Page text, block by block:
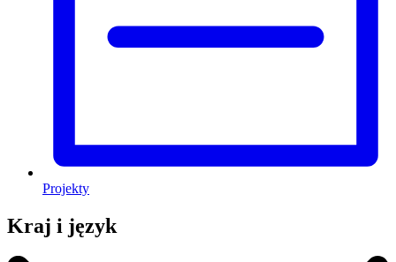
Projekty
Kraj i język